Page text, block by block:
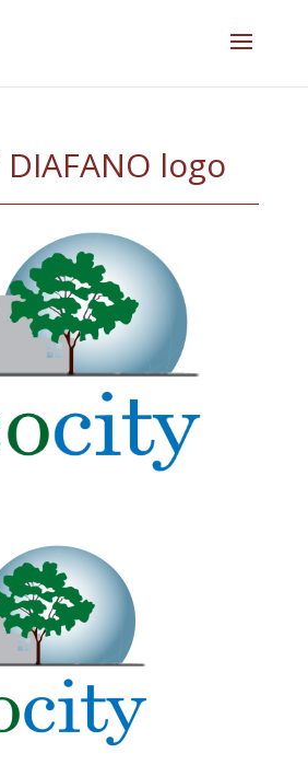
DIAFANO logo